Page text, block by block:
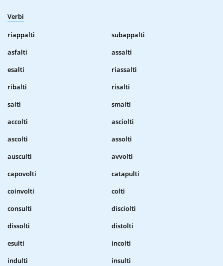
Verbi
riappalti
subappalti
asfalti
assalti
esalti
riassalti
ribalti
risalti
salti
smalti
accolti
asciolti
ascolti
assolti
ausculti
avvolti
capovolti
catapulti
coinvolti
colti
consulti
disciolti
dissolti
distolti
esulti
incolti
indulti
insulti